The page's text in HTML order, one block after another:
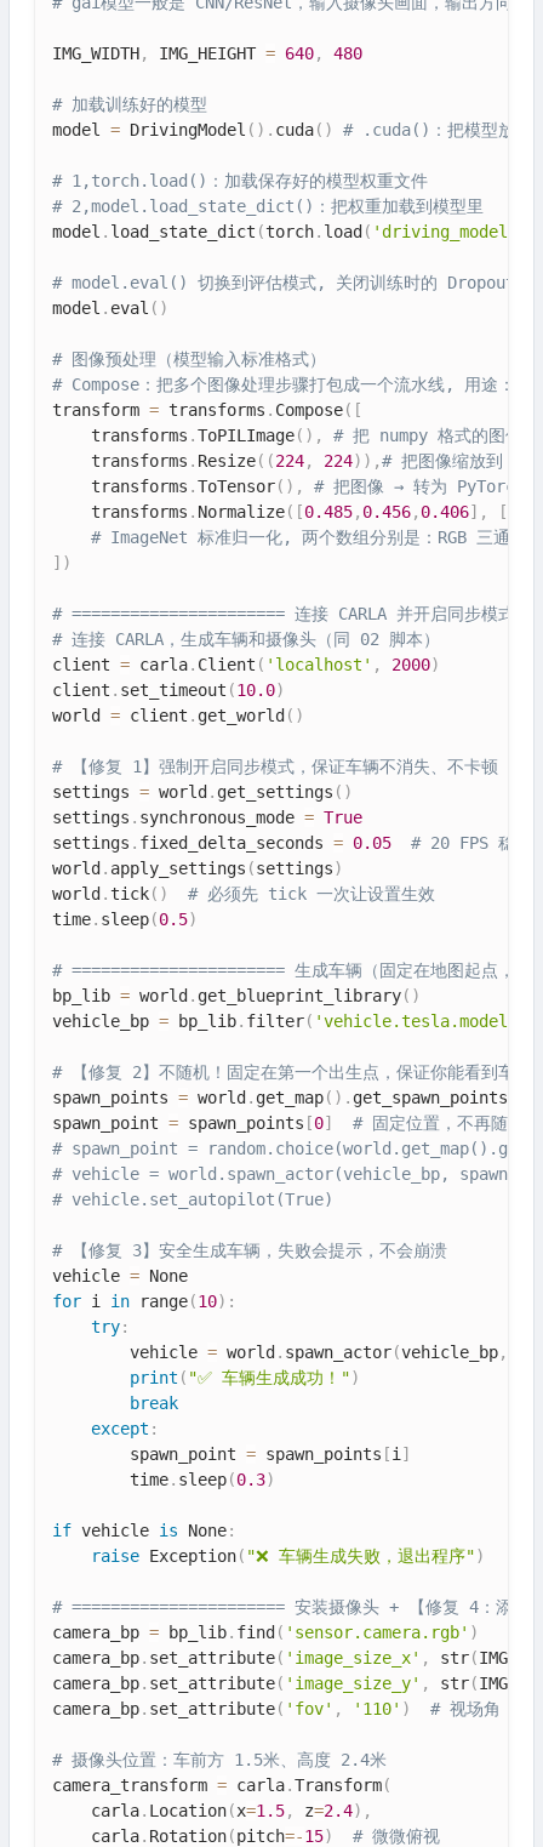
IMG_WIDTH, IMG_HEIGHT = 640, 480
# 加载训练好的模型
model = DrivingModel ( ) . cuda( ) # .cuda()：把模型放到
# 1,torch.load()：加载保存好的模型权重文件
# 2,model.load_state_dict()：把权重加载到模型里
model . load_state_dict (torch. load (
# model.eval() 切换到评估模式, 关闭训练时的 Dropout /
model . eval ( )
# 图像预处理（模型输入标准格式）
# Compose：把多个图像处理步骤打包成一个流水线, 用途：
transform = transforms . Compose( [
    transforms
.ToPILImage( ) ,
# 把 numpy 格式的图像
    transforms
. Resize( (224, 224) ) ,# 把图像缩放到
    transforms
.ToTensor( ) ,
# 把图像 → 转为 PyTorch
    transforms
. Normalize( [0.485, 0.456, 0.406] , [
# ImageNet 标准归一化, 两个数组分别是：RGB 三通道
] )
# ====================== 连接 CARLA 并开启同步模式
# 连接 CARLA，生成车辆和摄像头（同 02 脚本）
client = carla. Client ( 'localhost' , 2000)
client . set_timeout (10.0)
world = client . get_world ( )
# 【修复 1】强制开启同步模式，保证车辆不消失、不卡顿
settings = world . get_settings ( )
settings . synchronous_mode = True
settings . fixed_delta_seconds = 0.05
# 20 FPS 稳定
world . apply_settings (settings)
world . tick( )
# 必须先 tick 一次让设置生效
time. sleep(0.5)
# ====================== 生成车辆（固定在地图起点，你
bp_lib = world . get_blueprint_library( )
vehicle_bp = bp_lib. filter( 'vehicle.tesla.model3'
# 【修复 2】不随机！固定在第一个出生点，保证你能看到车
spawn_points = world . get_map( ) . get_spawn_points
spawn_point = spawn_points [0]
# 固定位置，不再随机
# spawn_point =
# vehicle = world.spawn_actor(vehicle_bp,
# vehicle.set_autopilot(True)
# 【修复 3】安全生成车辆，失败会提示，不会崩溃
vehicle =
for i in range(10) :
try:
        vehicle
= world . spawn_actor(vehicle_bp,
print ( "✅ 车辆生成成功！")
break
except :
        spawn_point
= spawn_points [i ]
        time
. sleep(0.3)
if vehicle is None:
raise Exception( "❌ 车辆生成失败，退出程序")
# ====================== 安装摄像头 + 【修复 4：添加
camera_bp = bp_lib. find ( 'sensor.camera.rgb' )
camera_bp. set_attribute( 'image_size_x' , str(
camera_bp. set_attribute( 'image_size_y' , str(
camera_bp. set_attribute( 'fov' , '110' ) # 视场角
# 摄像头位置：车前方 1.5米、高度 2.4米
camera_transform = carla.Transform(
    carla
. Location(x=1.5, z=2.4) ,
    carla
. Rotation(pitch=-15)
# 微微俯视